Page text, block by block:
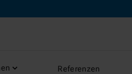
Referenzen